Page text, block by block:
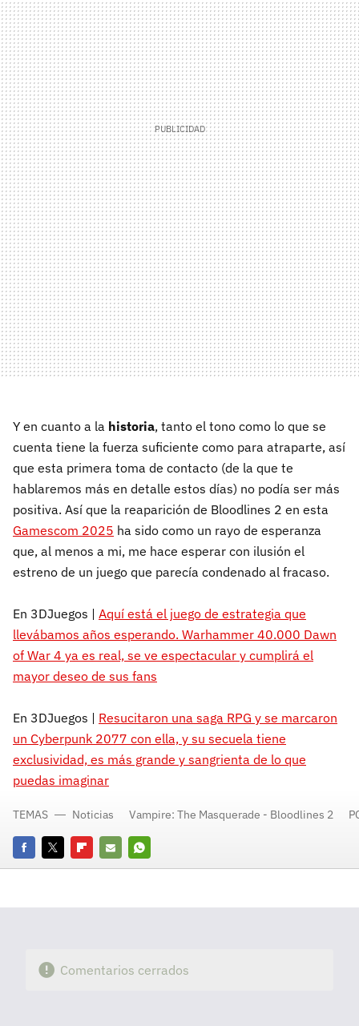
Y en cuanto a la historia, tanto el tono como lo que se
cuenta tiene la fuerza suficiente como para atraparte, así
que esta primera toma de contacto (de la que te
hablaremos más en detalle estos días) no podía ser más
positiva. Así que la reaparición de Bloodlines 2 en esta
Gamescom 2025 ha sido como un rayo de esperanza
que, al menos a mi, me hace esperar con ilusión el
estreno de un juego que parecía condenado al fracaso.
En 3DJuegos | Aquí está el juego de estrategia que
llevábamos años esperando. Warhammer 40.000 Dawn
of War 4 ya es real, se ve espectacular y cumplirá el
mayor deseo de sus fans
En 3DJuegos | Resucitaron una saga RPG y se marcaron
un Cyberpunk 2077 con ella, y su secuela tiene
exclusividad, es más grande y sangrienta de lo que
puedas imaginar
FacebookTwitterFlipboard
E-
Whatsapp
TEMAS Noticias Vampire: The Masquerade - Bloodlines 2
Comentarios cerrados